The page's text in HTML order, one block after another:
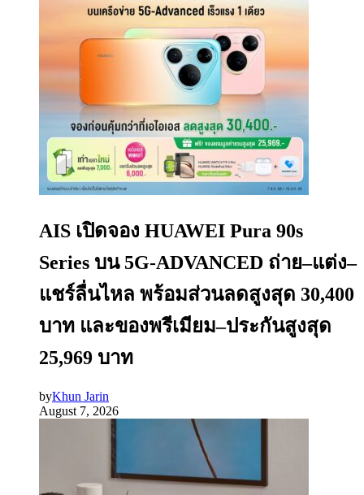
AIS เปิดจอง HUAWEI Pura 90s
Series บน 5G-ADVANCED ถ่าย–แต่ง–
แชร์ลื่นไหล พร้อมส่วนลดสูงสุด 30,400
บาท และของพรีเมียม–ประกันสูงสุด
25,969 บาท
byKhun Jarin
August 7, 2026